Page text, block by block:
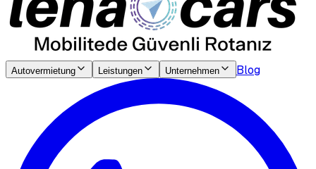
Autovermietung Leistungen Unternehmen Blog